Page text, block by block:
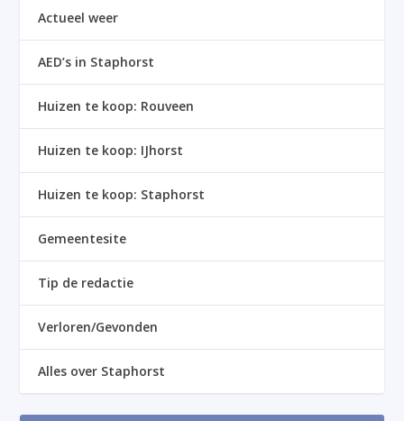
Actueel weer
AED’s in Staphorst
Huizen te koop: Rouveen
Huizen te koop: IJhorst
Huizen te koop: Staphorst
Gemeentesite
Tip de redactie
Verloren/Gevonden
Alles over Staphorst